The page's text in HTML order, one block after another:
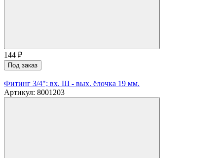
144 ₽
Под заказ
Фитинг 3/4"; вх. Ш - вых. ёлочка 19 мм.
Артикул: 8001203